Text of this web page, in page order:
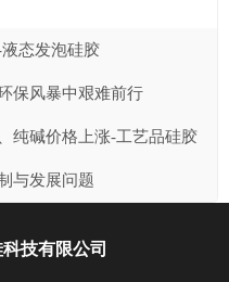
态发泡硅胶
保风暴中艰难前行
纯碱价格上涨-工艺品硅胶
与发展问题
技有限公司